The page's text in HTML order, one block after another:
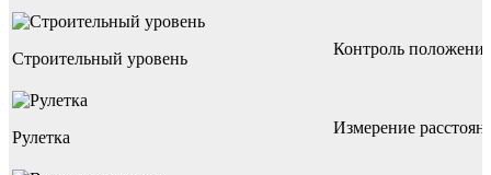
Строительный уровень
Контроль
Рулетка
Измерение